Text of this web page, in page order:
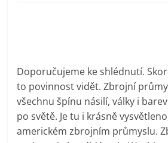
Doporučujeme ke shlédnutí.
to povinnost vidět. Zbrojní
všechnu špínu násilí, války i
po světě. Je tu i krásně
americkém zbrojním průmyslu.